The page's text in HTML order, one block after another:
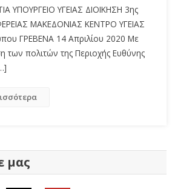
ΥΠΟΥΡΓΕΙΟ ΥΓΕΙΑΣ ΔΙΟΙΚΗΣΗ 3ης
ΜΑΚΕΔΟΝΙΑΣ ΚΕΝΤΡΟ ΥΓΕΙΑΣ
ΓΡΕΒΕΝΑ 14 Απριλίου 2020 Με
των πολιτών της Περιοχής Ευθύνης
μας